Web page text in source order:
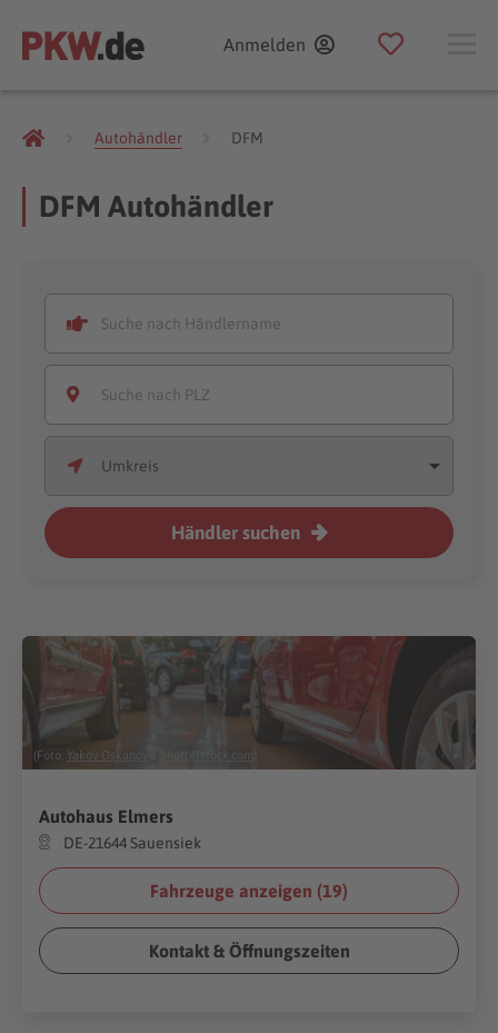
Anmelden
Autohändler DFM
DFM Autohändler
Händler suchen
(Foto: Yakov Oskanov Shutterstock.com
Autohaus Elmers
DE-21644 Sauensiek
Fahrzeuge anzeigen (19)
Kontakt & Öffnungszeiten